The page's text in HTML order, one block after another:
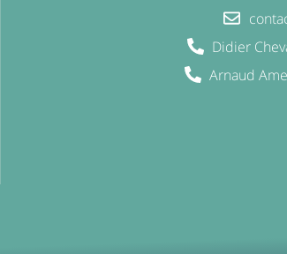
Didier
Arnaud